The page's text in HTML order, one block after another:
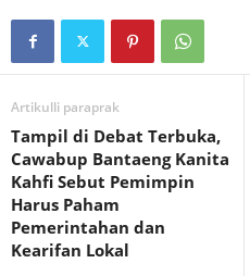
Artikulli paraprak
Tampil di Debat Terbuka,
Cawabup Bantaeng Kanita
Kahfi Sebut Pemimpin
Harus Paham
Pemerintahan dan
Kearifan Lokal